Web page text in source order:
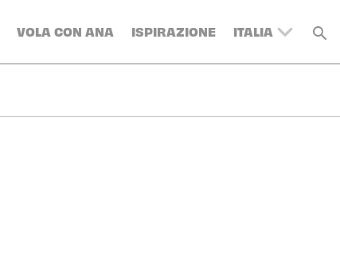
VOLA CON ANA ISPIRAZIONE ITALIA
UNITED